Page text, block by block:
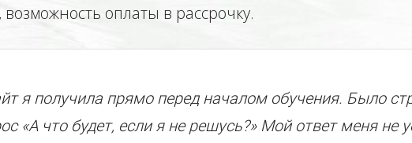
оплаты в рассрочку.
я получила прямо перед началом обучения. Было
«А что будет, если я не решусь?» Мой ответ меня